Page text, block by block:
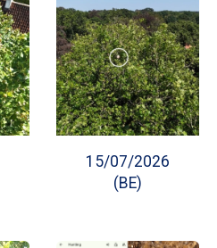
15/07/2026
(BE)